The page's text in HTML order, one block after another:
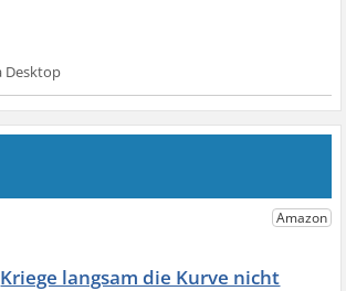
Kriege langsam die Kurve nicht